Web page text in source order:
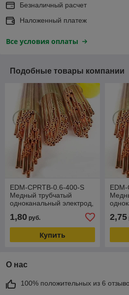
Безналичный расчет
Наложенный платеж
Все условия оплаты
Подобные товары компании
EDM-CPRTB-0.6-400-S
Медный трубчатый
одноканальный электрод,
400 мм
1,80 руб.
Купить
400
2,75
О нас
100% положительных из 6